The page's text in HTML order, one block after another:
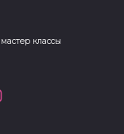
классы